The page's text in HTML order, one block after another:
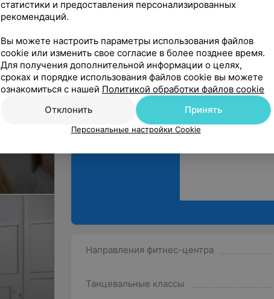
на 100 баллов!!!
Поделитесь
мнением
Направления фитнес-центра
Танцевальные классы
статистики и предоставления персонализированных
рекомендаций.
Вы можете настроить параметры использования файлов
cookie или изменить свое согласие в более позднее время.
Для получения дополнительной информации о целях,
сроках и порядке использования файлов cookie вы можете
ознакомиться с нашей Политикой обработки файлов cookie
Отклонить
Принять
Персональные настройки Cookie